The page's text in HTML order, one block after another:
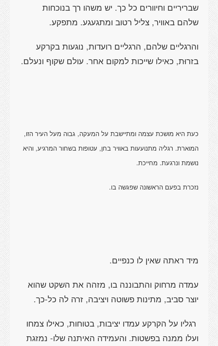
שבריריים וחיוורים כל כך. יש משהו רך בנוכחות
שלהם באוויר, צליל רטוב ומתגעגע. מתפקע.
והרגליים שלהם, הרגליים רועדות, נוגעות בקרקע
בזרוּת, כאילו שייכות למקום אחר. עולם שקוף ונעלם.
כעת היא מושכת עצמה ומתיישבת על המעקה, גבוה מעל העיר הזו,
המוארת. רגליה מתנועעות באוויר בחן, עטופות בשחור המרגיע, והיא
נושמת ונרגעת. מחייכת.
נזכרת בפעם הראשונה שפגשה בו.
מיד ראתה שאין לו כנפיים.
עמדה מרחוק והתבוננה בו, מזהה את השקט שהוא
יוצר סביב, מתינות פשוטה ויציבה, זרה לה כל-כך.
רגליו על הקרקע עמדו יציבות, בטוחות, כאילו צמחו
ועלו ממנה בפשטות. והעמידה האיתנה שלו- נמזגת